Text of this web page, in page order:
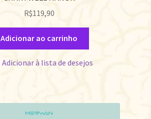
R$119,90
Adicionar ao carrinho
Adicionar à lista de desejos